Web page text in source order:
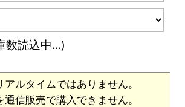
数読込中...)
ルタイムではありません。
信販売で購入できません。